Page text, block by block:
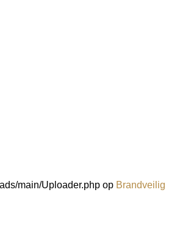
main/Uploader.php op Brandveilig